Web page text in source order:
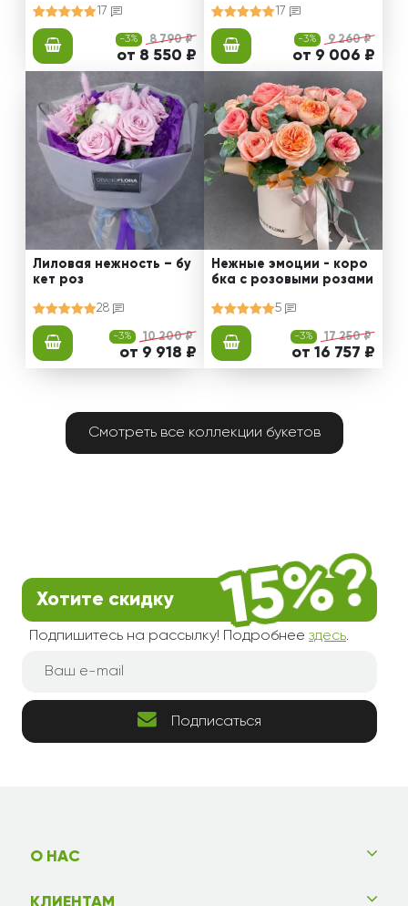
17
-3% 8 790 ₽
от 8 550 ₽
17
-3% 9 260 ₽
от 9 006 ₽
Лиловая нежность – бу
кет роз
28
-3% 10 200 ₽
от 9 918 ₽
Нежные эмоции - коро
бка с розовыми розами
5
-3% 17 250 ₽
от 16 757 ₽
Смотреть все коллекции букетов
Хотите скидку
Подпишитесь на рассылку! Подробнее здесь.
Подписаться
О НАС
КЛИЕНТАМ